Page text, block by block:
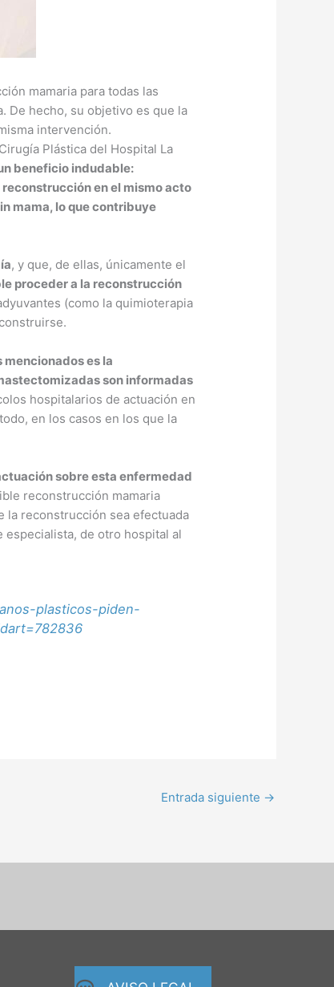
mamaria para todas las
De hecho, su objetivo es que la
intervención.
Plástica del Hospital La
beneficio indudable:
en el mismo acto
mama, lo que contribuye
, y que, de ellas, únicamente el
proceder a la reconstrucción
(como la quimioterapia
es la
son informadas
hospitalarios de actuación en
en los casos en los que la
sobre esta enfermedad
reconstrucción mamaria
la reconstrucción sea efectuada
de otro hospital al
plasticos-piden-
Entrada siguiente →